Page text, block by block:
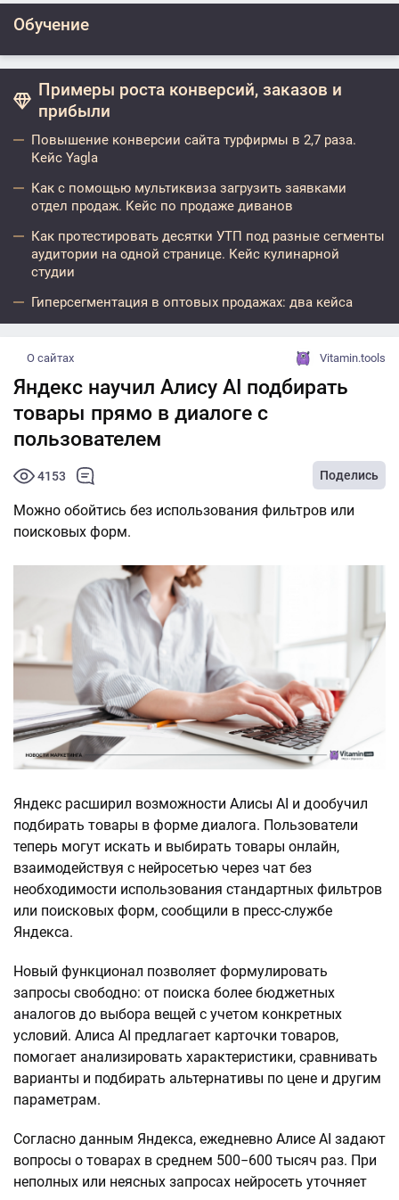
Обучение
Примеры роста конверсий, заказов и
прибыли
Повышение конверсии сайта турфирмы в 2,7 раза.
Кейс Yagla
Как с помощью мультиквиза загрузить заявками
отдел продаж. Кейс по продаже диванов
Как протестировать десятки УТП под разные сегменты
аудитории на одной странице. Кейс кулинарной
студии
Гиперсегментация в оптовых продажах: два кейса
О сайтах Vitamin.tools
Яндекс научил Алису AI подбирать
товары прямо в диалоге с
пользователем
4153 Поделись
Можно обойтись без использования фильтров или
поисковых форм.
Яндекс расширил возможности Алисы AI и дообучил
подбирать товары в форме диалога. Пользователи
теперь могут искать и выбирать товары онлайн,
взаимодействуя с нейросетью через чат без
необходимости использования стандартных фильтров
или поисковых форм, сообщили в пресс-службе
Яндекса.
Новый функционал позволяет формулировать
запросы свободно: от поиска более бюджетных
аналогов до выбора вещей с учетом конкретных
условий. Алиса AI предлагает карточки товаров,
помогает анализировать характеристики, сравнивать
варианты и подбирать альтернативы по цене и другим
параметрам.
Согласно данным Яндекса, ежедневно Алисе AI задают
вопросы о товарах в среднем 500−600 тысяч раз. При
неполных или неясных запросах нейросеть уточняет